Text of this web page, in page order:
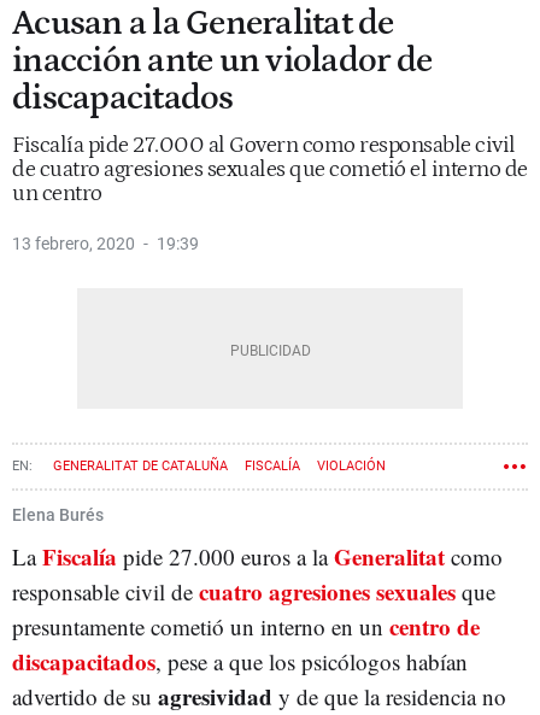
Acusan a la Generalitat de
inacción ante un violador de
discapacitados
Fiscalía pide 27.000 al Govern como responsable civil
de cuatro agresiones sexuales que cometió el interno de
un centro
13 febrero, 2020 19:39
GENERALITAT DE CATALUÑA FISCALÍA VIOLACIÓN
DISCAPACIDAD
Elena Burés
LaFiscalía pide 27.000 euros a laGeneralitat como
responsable civil de cuatro agresiones sexuales que
presuntamente cometió un interno en un centro de
discapacitados, pese a que los psicólogos habían
advertido de su agresividad y de que la residencia no